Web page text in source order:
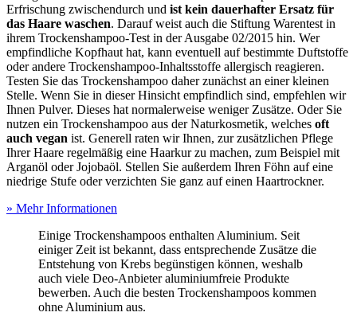
Erfrischung zwischendurch und ist kein dauerhafter Ersatz für
das Haare waschen. Darauf weist auch die Stiftung Warentest in
ihrem Trockenshampoo-Test in der Ausgabe 02/2015 hin. Wer
empfindliche Kopfhaut hat, kann eventuell auf bestimmte Duftstoffe
oder andere Trockenshampoo-Inhaltsstoffe allergisch reagieren.
Testen Sie das Trockenshampoo daher zunächst an einer kleinen
Stelle. Wenn Sie in dieser Hinsicht empfindlich sind, empfehlen wir
Ihnen Pulver. Dieses hat normalerweise weniger Zusätze. Oder Sie
nutzen ein Trockenshampoo aus der Naturkosmetik, welches oft
auch vegan ist. Generell raten wir Ihnen, zur zusätzlichen Pflege
Ihrer Haare regelmäßig eine Haarkur zu machen, zum Beispiel mit
Arganöl oder Jojobaöl. Stellen Sie außerdem Ihren Föhn auf eine
niedrige Stufe oder verzichten Sie ganz auf einen Haartrockner.
» Mehr Informationen
Einige Trockenshampoos enthalten Aluminium. Seit
einiger Zeit ist bekannt, dass entsprechende Zusätze die
Entstehung von Krebs begünstigen können, weshalb
auch viele Deo-Anbieter aluminiumfreie Produkte
bewerben. Auch die besten Trockenshampoos kommen
ohne Aluminium aus.